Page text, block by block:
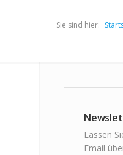
Sie sind hier:
Lassen
Email